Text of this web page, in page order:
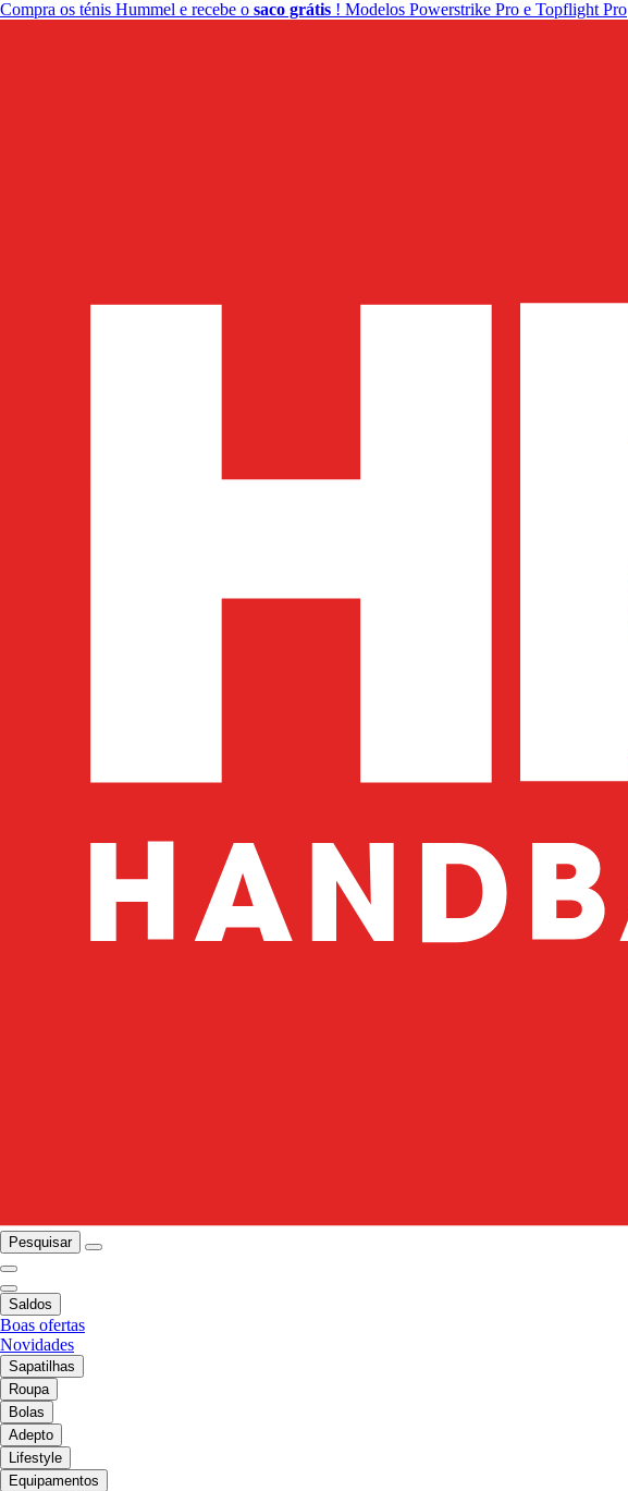
Compra os ténis Hummel e recebe o saco grátis ! Modelos Powerstrike Pro e Topflight Pro
Pesquisar
Saldos
Boas ofertas
Novidades
Sapatilhas
Roupa
Bolas
Adepto
Lifestyle
Equipamentos